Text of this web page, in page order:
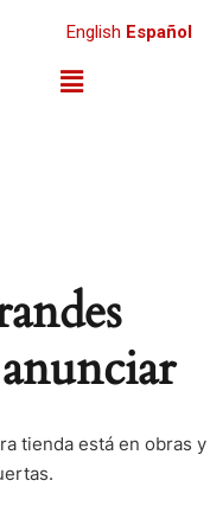
tienda está en obras y
English Español